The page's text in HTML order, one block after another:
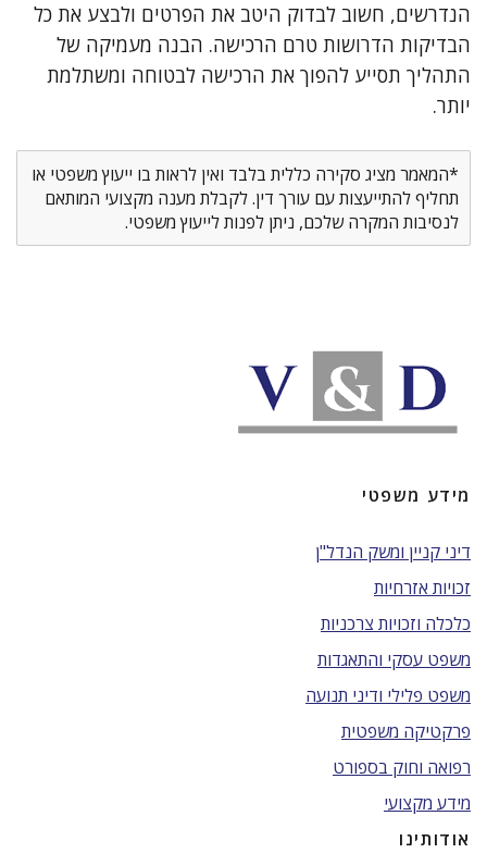
הנדרשים, חשוב לבדוק היטב את הפרטים ולבצע את כל
הבדיקות הדרושות טרם הרכישה. הבנה מעמיקה של
התהליך תסייע להפוך את הרכישה לבטוחה ומשתלמת
יותר.
*המאמר מציג סקירה כללית בלבד ואין לראות בו ייעוץ משפטי או
תחליף להתייעצות עם עורך דין. לקבלת מענה מקצועי המותאם
לנסיבות המקרה שלכם, ניתן לפנות לייעוץ משפטי.
מידע משפטי
דיני קניין ומשק הנדל"ן
זכויות אזרחיות
כלכלה וזכויות צרכניות
משפט עסקי והתאגדות
משפט פלילי ודיני תנועה
פרקטיקה משפטית
רפואה וחוק בספורט
מידע מקצועי
אודותינו